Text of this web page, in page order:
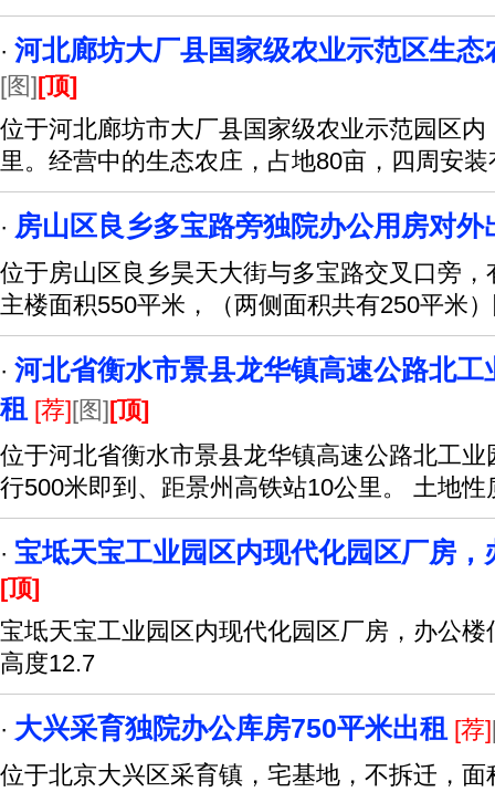
· 河北廊坊大厂县国家级农业示范区生
[图][顶]
位于河北廊坊市大厂县国家级农业示范园区
里。经营中的生态农庄，占地80亩，四周安
· 房山区良乡多宝路旁独院办公用房对外
位于房山区良乡昊天大街与多宝路交叉口旁
主楼面积550平米，（两侧面积共有250平米
· 河北省衡水市景县龙华镇高速公路北
租 [荐][图][顶]
位于河北省衡水市景县龙华镇高速公路北工
行500米即到、距景州高铁站10公里。 土地性
· 宝坻天宝工业园区内现代化园区厂房，
[顶]
宝坻天宝工业园区内现代化园区厂房，办公
高度12.7
· 大兴采育独院办公库房750平米出租 [荐]
位于北京大兴区采育镇，宅基地，不拆迁，